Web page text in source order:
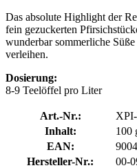
Das absolute Highlight der
fein gezuckerten
wunderbar sommerliche
verleihen.
Dosierung:
8-9 Teelöffel pro Liter
Art.-Nr.:
Inhalt:
100
EAN:
Hersteller-Nr.:
00-